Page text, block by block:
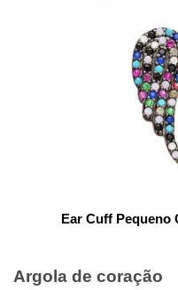
Ear Cuff Pequeno
Argola de coração